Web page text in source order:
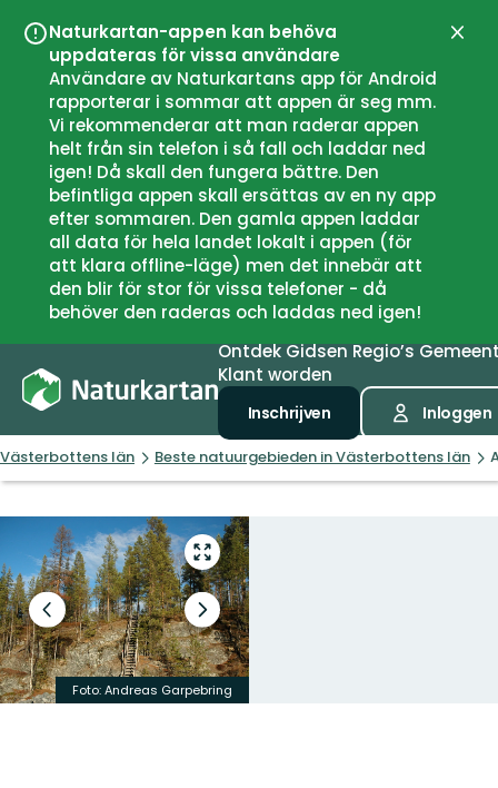
Naturkartan-appen kan behöva
uppdateras för vissa användare
Användare av Naturkartans app för Android
rapporterar i sommar att appen är seg mm.
Vi rekommenderar att man raderar appen
helt från sin telefon i så fall och laddar ned
igen! Då skall den fungera bättre. Den
befintliga appen skall ersättas av en ny app
efter sommaren. Den gamla appen laddar
all data för hela landet lokalt i appen (för
att klara offline-läge) men det innebär att
den blir för stor för vissa telefoner - då
behöver den raderas och laddas ned igen!
OntdekGidsenRegio’s
Klant worden
Inschrijven Inloggen
Västerbottens län Beste natuurgebieden in Västerbottens län
Open
volledig
scherm
Vorige
slide
Volgende
slide
Foto: Andreas Garpebring